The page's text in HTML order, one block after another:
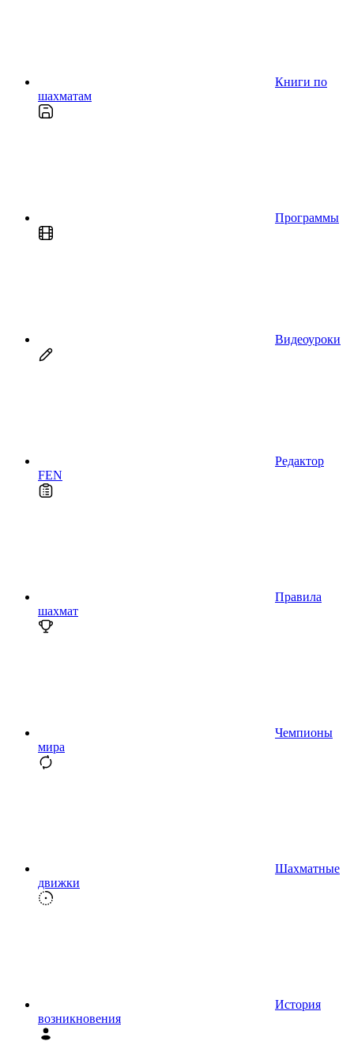
Книги по
шахматам
Программы
Видеоуроки
Редактор
FEN
Правила
шахмат
Чемпионы
мира
Шахматные
движки
История
возникновения